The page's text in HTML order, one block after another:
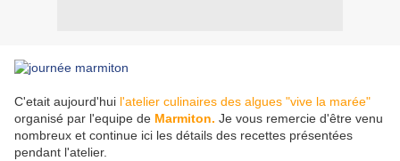
C'etait aujourd'hui l'atelier culinaires des algues "vive la marée"
organisé par l'equipe de Marmiton. Je vous remercie d'être venu
nombreux et continue ici les détails des recettes présentées
pendant l'atelier.